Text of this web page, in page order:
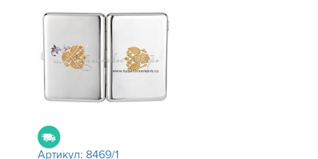
Артикул: 8469/1